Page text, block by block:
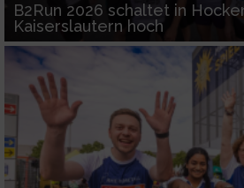
B2Run 2026 schaltet in
Kaiserslautern hoch